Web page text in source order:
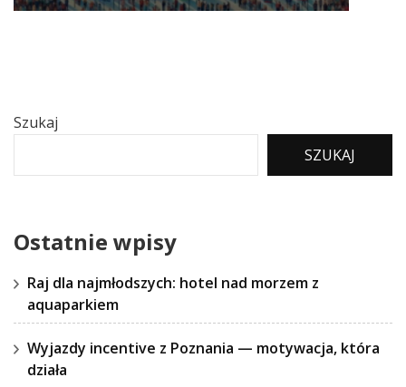
Szukaj
SZUKAJ
Ostatnie wpisy
Raj dla najmłodszych: hotel nad morzem z
aquaparkiem
Wyjazdy incentive z Poznania — motywacja, która
działa